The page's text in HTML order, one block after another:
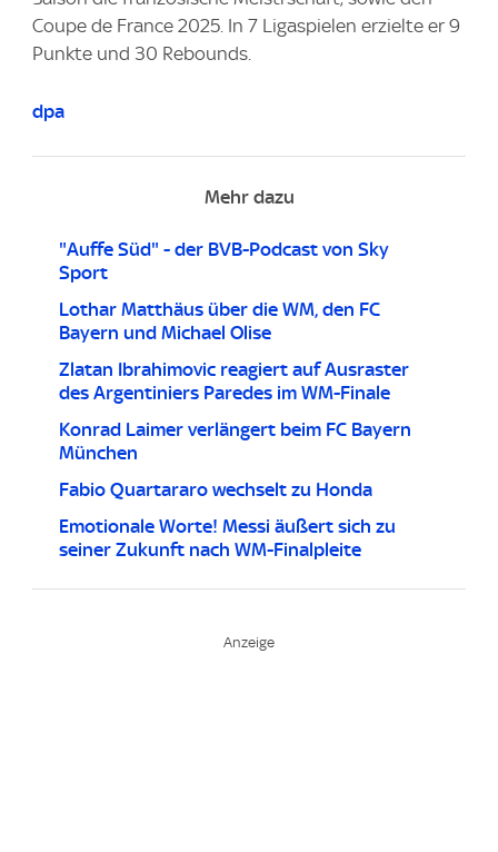
Coupe de France 2025. In 7 Ligaspielen erzielte er 9
Punkte und 30 Rebounds.
dpa
Mehr dazu
"Auffe Süd" - der BVB-Podcast von Sky
Sport
Lothar Matthäus über die WM, den FC
Bayern und Michael Olise
Zlatan Ibrahimovic reagiert auf Ausraster
des Argentiniers Paredes im WM-Finale
Konrad Laimer verlängert beim FC Bayern
München
Fabio Quartararo wechselt zu Honda
Emotionale Worte! Messi äußert sich zu
seiner Zukunft nach WM-Finalpleite